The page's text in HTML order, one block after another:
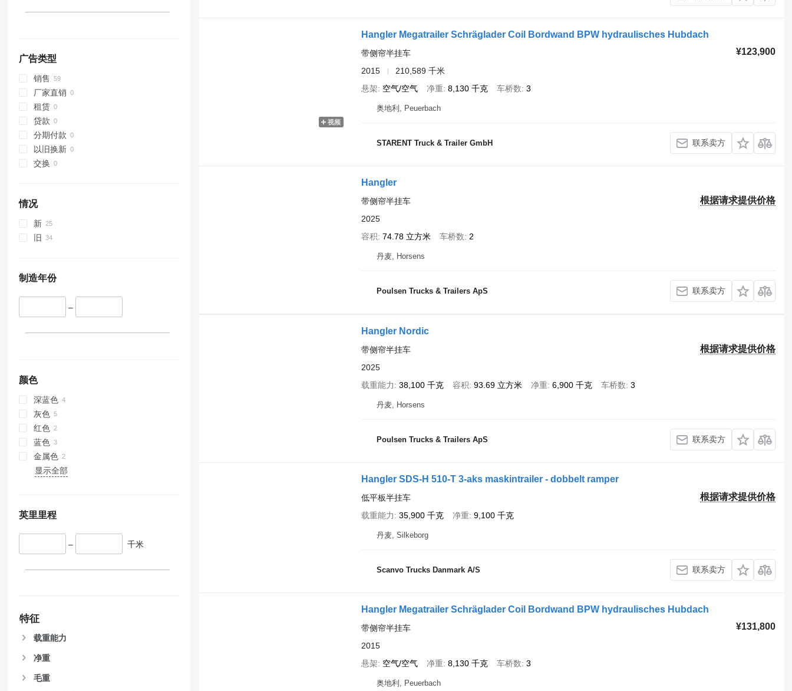
广告类型
销售
厂家直销
租赁
贷款
分期付款
以旧换新
交换
情况
新
旧
制造年份
–
颜色
深蓝色
灰色
红色
蓝色
金属色
显示全部
英里里程
– 千米
特征
载重能力
净重
毛重
视频
Hangler Megatrailer Schräglader Coil Bordwand BPW hydraulisches Hubdach
¥123,900
带侧帘半挂车
2015
210,589 千米
悬架
空气/空气 净重 8,130 千克 车桥数 3
奥地利, Peuerbach
STARENT Truck & Trailer GmbH 联系卖方
Hangler
根据请求提供价格
带侧帘半挂车
2025
容积 74.78 立方米 车桥数 2
丹麦, Horsens
Poulsen Trucks & Trailers ApS 联系卖方
Hangler Nordic
根据请求提供价格
带侧帘半挂车
2025
载重能力
38,100 千克 容积 93.69 立方米 净重 6,900 千克 车桥数 3
丹麦, Horsens
Poulsen Trucks & Trailers ApS 联系卖方
Hangler SDS-H 510-T 3-aks maskintrailer - dobbelt ramper
根据请求提供价格
低平板半挂车
载重能力
35,900 千克 净重 9,100 千克
丹麦, Silkeborg
Scanvo Trucks Danmark A/S 联系卖方
Hangler Megatrailer Schräglader Coil Bordwand BPW hydraulisches Hubdach
¥131,800
带侧帘半挂车
2015
悬架
空气/空气 净重 8,130 千克 车桥数 3
奥地利, Peuerbach